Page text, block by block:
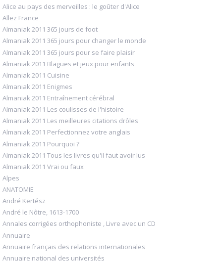
Alice au pays des merveilles : le goûter d'Alice
Allez France
Almaniak 2011 365 jours de foot
Almaniak 2011 365 jours pour changer le monde
Almaniak 2011 365 jours pour se faire plaisir
Almaniak 2011 Blagues et jeux pour enfants
Almaniak 2011 Cuisine
Almaniak 2011 Enigmes
Almaniak 2011 Entraînement cérébral
Almaniak 2011 Les coulisses de l'histoire
Almaniak 2011 Les meilleures citations drôles
Almaniak 2011 Perfectionnez votre anglais
Almaniak 2011 Pourquoi ?
Almaniak 2011 Tous les livres qu'il faut avoir lus
Almaniak 2011 Vrai ou faux
Alpes
ANATOMIE
André Kertész
André le Nôtre, 1613-1700
Annales corrigées orthophoniste , Livre avec un CD
Annuaire
Annuaire français des relations internationales
Annuaire national des universités